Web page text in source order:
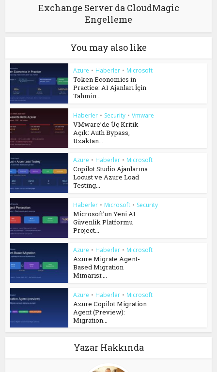
Exchange Server da CloudMagic
Engelleme
You may also like
Azure • Haberler • Microsoft
Token Economics in
Practice: AI Ajanları İçin
Tahmin...
Haberler • Security • Vmware
VMware’de Üç Kritik
Açık: Auth Bypass,
Uzaktan...
Azure • Haberler • Microsoft
Copilot Studio Ajanlarına
Locust ve Azure Load
Testing...
Haberler • Microsoft • Security
Microsoft’un Yeni AI
Güvenlik Platformu
Project...
Azure • Haberler • Microsoft
Azure Migrate Agent-
Based Migration
Mimarisi:...
Azure • Haberler • Microsoft
Azure Copilot Migration
Agent (Preview):
Migration...
Yazar Hakkında